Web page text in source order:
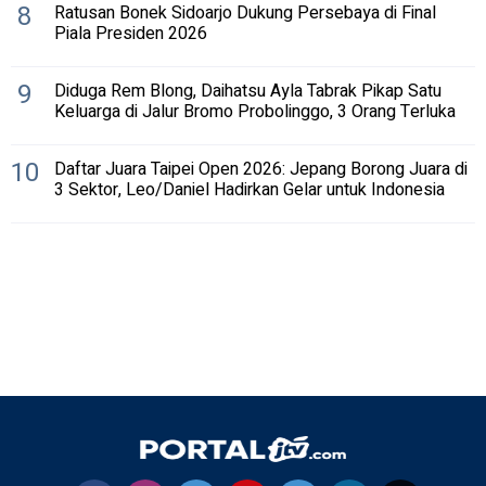
8 Ratusan Bonek Sidoarjo Dukung Persebaya di Final
Piala Presiden 2026
9 Diduga Rem Blong, Daihatsu Ayla Tabrak Pikap Satu
Keluarga di Jalur Bromo Probolinggo, 3 Orang Terluka
10 Daftar Juara Taipei Open 2026: Jepang Borong Juara di
3 Sektor, Leo/Daniel Hadirkan Gelar untuk Indonesia